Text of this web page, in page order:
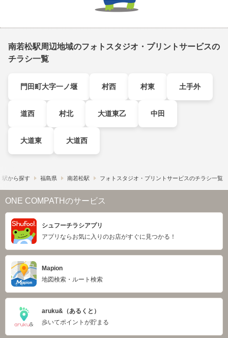
南若松駅周辺地域のフォトスタジオ・プリントサービスの
チラシ一覧
門田町大字一ノ堰 村西 村東 土手外
道西 村北 大道東乙 中田
大道東 大道西
駅から探す 福島県 南若松駅 フォトスタジオ・プリントサービスのチラシ一覧
ONE COMPATHのサービス
シュフーチラシアプリ
アプリならお気に入りのお店がすぐに見つかる！
Mapion
地図検索・ルート検索
aruku&（あるくと）
歩いてポイントが貯まる